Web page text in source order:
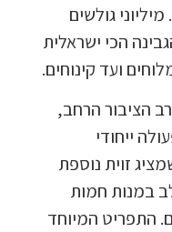
גולשים
הכי ישראלית
ועד קינוחים.
הציבור הרחב,
ייחודי
זוית נוספת
במנות חמות
התפריט המיוחד